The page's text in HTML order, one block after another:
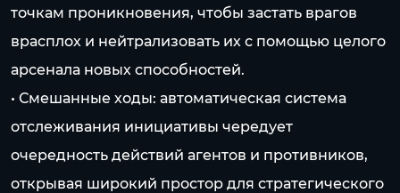
точкам проникновения, чтобы застать врагов
врасплох и нейтрализовать их с помощью целого
арсенала новых способностей.
• Смешанные ходы: автоматическая система
отслеживания инициативы чередует
очередность действий агентов и противников,
открывая широкий простор для стратегического